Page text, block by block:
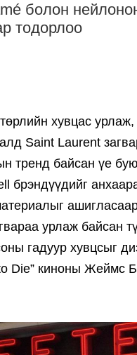
болон
тодорлоо
хувцас
Saint Laurent
тренд байсан үе
брэндүүдийг
урлаж байсан
гадуур хувцсыг
Die” киноны Жеймс